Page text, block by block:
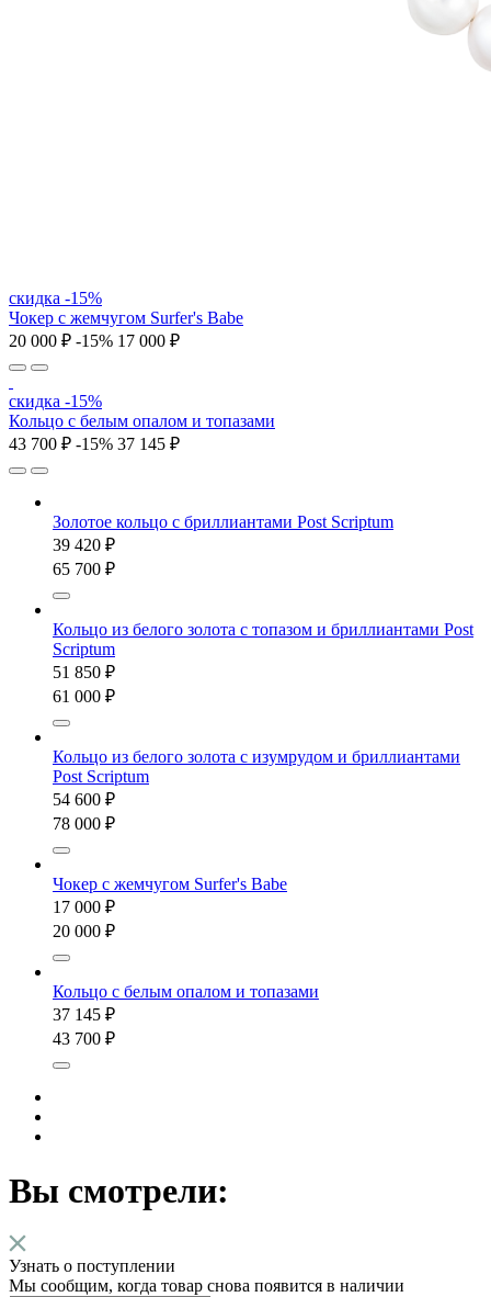
скидка -15%
Чокер с жемчугом Surfer's Babe
20 000 ₽ -15% 17 000 ₽
скидка -15%
Кольцо с белым опалом и топазами
43 700 ₽ -15% 37 145 ₽
Золотое кольцо с бриллиантами Post Scriptum
39 420 ₽
65 700 ₽
Кольцо из белого золота с топазом и бриллиантами Post
Scriptum
51 850 ₽
61 000 ₽
Кольцо из белого золота с изумрудом и бриллиантами
Post Scriptum
54 600 ₽
78 000 ₽
Чокер с жемчугом Surfer's Babe
17 000 ₽
20 000 ₽
Кольцо с белым опалом и топазами
37 145 ₽
43 700 ₽
Вы смотрели:
Узнать о поступлении
Мы сообщим, когда товар снова появится в наличии